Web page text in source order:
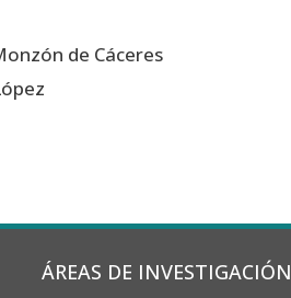
de Cáceres
ÁREAS DE INVESTIGACIÓN